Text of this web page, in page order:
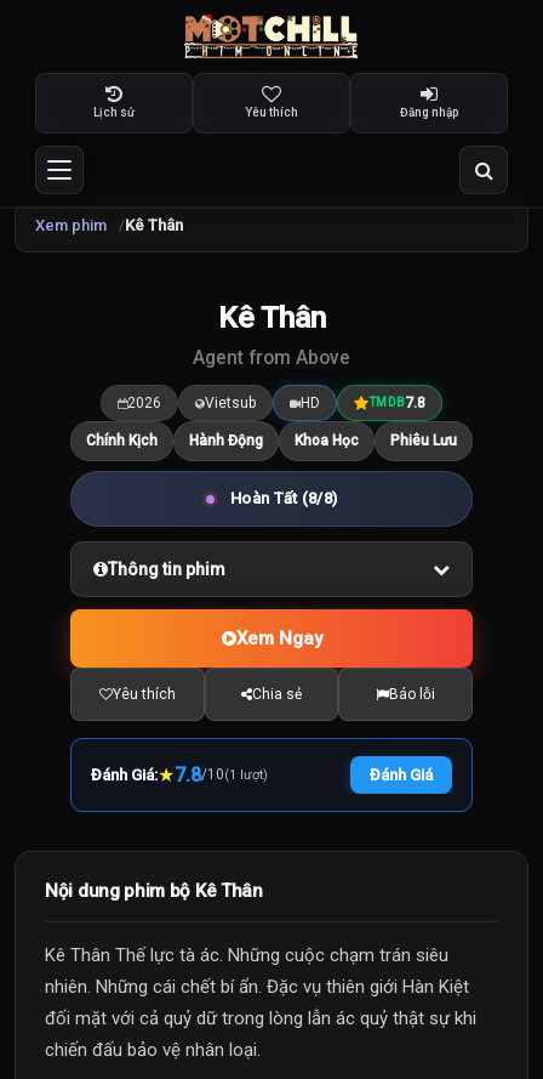
Lịch sử Yêu thích Đăng nhập
Xem phim Kê Thân
Kê Thân
Agent from Above
2026 Vietsub HD TMDB7.8
Chính Kịch Hành Động Khoa Học Phiêu Lưu
Hoàn Tất (8/8)
Thông tin phim
Xem Ngay
Yêu thích Chia sẻ Báo lỗi
Đánh Giá:★7.8/10(1 lượt) Đánh Giá
Nội dung phim bộ Kê Thân
Kê Thân Thế lực tà ác. Những cuộc chạm trán siêu
nhiên. Những cái chết bí ẩn. Đặc vụ thiên giới Hàn Kiệt
đối mặt với cả quỷ dữ trong lòng lẫn ác quỷ thật sự khi
chiến đấu bảo vệ nhân loại.